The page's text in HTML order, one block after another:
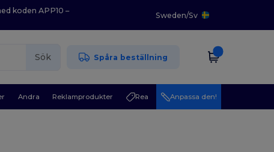
koden APP10 –
Sweden/Sv
Sök Spåra beställning
Andra Reklamprodukter Rea Anpassa den!